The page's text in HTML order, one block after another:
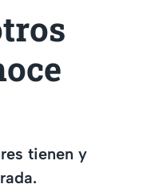
tienen y